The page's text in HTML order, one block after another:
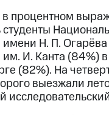
процентном
имени Н. П.
им. И. Канта (84%)
(82%). На
выезжали